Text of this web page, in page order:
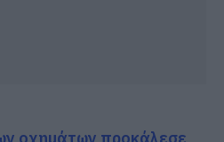
οχημάτων προκάλεσε